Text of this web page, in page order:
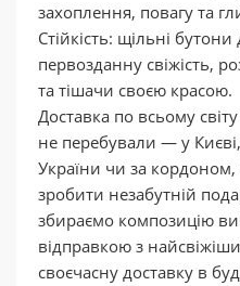
захоплення, повагу та
Стійкість: щільні
первозданну свіжість,
та тішачи своєю красою.
Доставка по всьому
не перебували — у
України чи за кордоном,
зробити незабутній
збираємо композицію
відправкою з
своєчасну доставку в